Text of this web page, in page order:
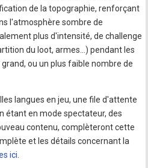
de la topographie, renforçant
l'atmosphère sombre de
plus d'intensité, de challenge
du loot, armes…) pendant les
ou un plus faible nombre de
langues en jeu, une file d'attente
étant en mode spectateur, des
contenu, complèteront cette
et les détails concernant la
ici